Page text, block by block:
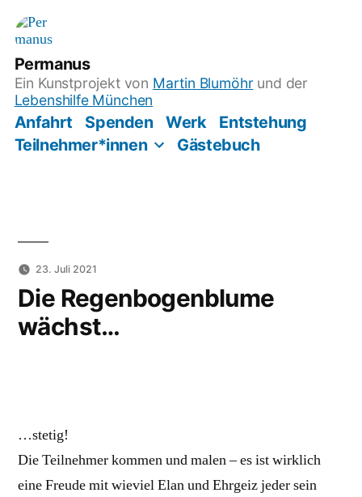
Inhalt
springen
Permanus
Ein Kunstprojekt von Martin Blumöhrund der
Lebenshilfe München
Anfahrt Spenden Werk
Entstehung
Teilnehmer*innen
Gästebuch
23. Juli 2021
Die Regenbogenblume
wächst…
…stetig!
Die Teilnehmer kommen und malen – es ist wirklich
eine Freude mit wieviel Elan und Ehrgeiz jeder sein